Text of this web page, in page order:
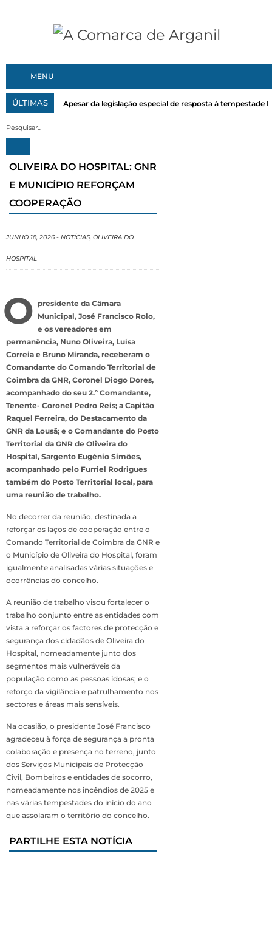
MENU
ÚLTIMAS Apesar da legislação especial de resposta à tempestade
OLIVEIRA DO HOSPITAL: GNR
E MUNICÍPIO REFORÇAM
COOPERAÇÃO
JUNHO 18, 2026 - NOTÍCIAS, OLIVEIRA DO
HOSPITAL
O presidente da Câmara
Municipal, José Francisco Rolo,
e os vereadores em
permanência, Nuno Oliveira, Luísa
Correia e Bruno Miranda, receberam o
Comandante do Comando Territorial de
Coimbra da GNR, Coronel Diogo Dores,
acompanhado do seu 2.º Comandante,
Tenente- Coronel Pedro Reis; a Capitão
Raquel Ferreira, do Destacamento da
GNR da Lousã; e o Comandante do Posto
Territorial da GNR de Oliveira do
Hospital, Sargento Eugénio Simões,
acompanhado pelo Furriel Rodrigues
também do Posto Territorial local, para
uma reunião de trabalho.
No decorrer da reunião, destinada a
reforçar os laços de cooperação entre o
Comando Territorial de Coimbra da GNR e
o Município de Oliveira do Hospital, foram
igualmente analisadas várias situações e
ocorrências do concelho.
A reunião de trabalho visou fortalecer o
trabalho conjunto entre as entidades com
vista a reforçar os factores de protecção e
segurança dos cidadãos de Oliveira do
Hospital, nomeadamente junto dos
segmentos mais vulneráveis da
população como as pessoas idosas; e o
reforço da vigilância e patrulhamento nos
sectores e áreas mais sensíveis.
Na ocasião, o presidente José Francisco
agradeceu à força de segurança a pronta
colaboração e presença no terreno, junto
dos Serviços Municipais de Protecção
Civil, Bombeiros e entidades de socorro,
nomeadamente nos incêndios de 2025 e
nas várias tempestades do início do ano
que assolaram o território do concelho.
PARTILHE ESTA NOTÍCIA